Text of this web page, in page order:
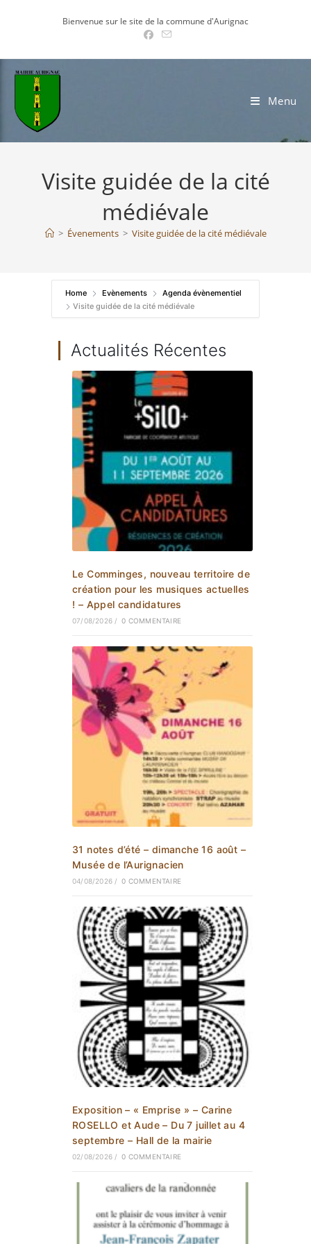
Bienvenue sur le site de la commune d'Aurignac
Menu
Visite guidée de la cité
médiévale
> Évenements > Visite guidée de la cité médiévale
Home Evènements
Agenda évènementiel
Visite guidée de la cité médiévale
Actualités Récentes
Le Comminges, nouveau territoire de
création pour les musiques actuelles
! – Appel candidatures
07/08/2026 / 0 COMMENTAIRE
31 notes d’été – dimanche 16 août –
Musée de l’Aurignacien
04/08/2026 / 0 COMMENTAIRE
Exposition – « Emprise » – Carine
ROSELLO et Aude – Du 7 juillet au 4
septembre – Hall de la mairie
02/08/2026 / 0 COMMENTAIRE